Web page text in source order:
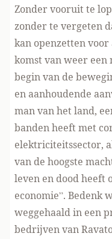
Zonder vooruit te
zonder te vergeten
kan openzetten
komst van weer
begin van de
en aanhoudende
man van het land,
banden heeft met
elektriciteitssector,
van de hoogste
leven en dood heeft
economie”. Bedenk
weggehaald in een
bedrijven van